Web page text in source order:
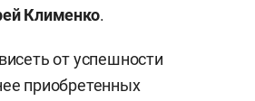
Клименко.
от успешности
приобретенных